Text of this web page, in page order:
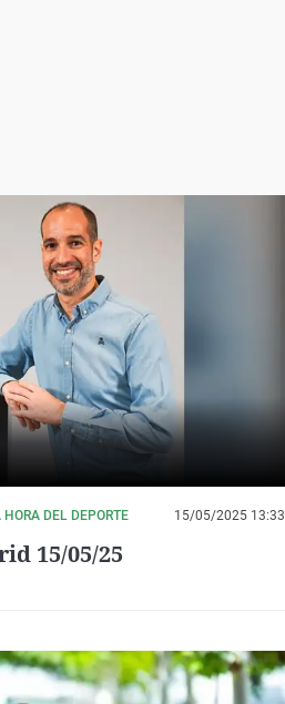
DEL DEPORTE 15/05/2025 13:33
15/05/25